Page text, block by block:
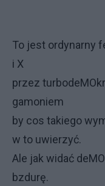
To jest ordynarny
i X
przez
gamoniem
by cos takiego
w to uwierzyć.
Ale jak widać
bzdurę.